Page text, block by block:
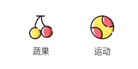
蔬果 运动